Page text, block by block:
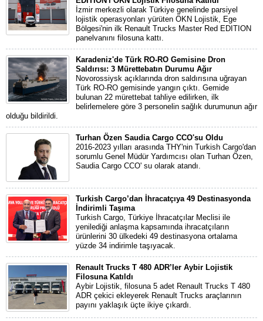
İzmir merkezli olarak Türkiye genelinde parsiyel
lojistik operasyonları yürüten ÖKN Lojistik, Ege
Bölgesi'nin ilk Renault Trucks Master Red EDITION
panelvanını filosuna kattı.
Karadeniz'de Türk RO-RO Gemisine Dron
Saldırısı: 3 Mürettebatın Durumu Ağır
Novorossiysk açıklarında dron saldırısına uğrayan
Türk RO-RO gemisinde yangın çıktı. Gemide
bulunan 22 mürettebat tahliye edilirken, ilk
belirlemelere göre 3 personelin sağlık durumunun ağır
olduğu bildirildi.
Turhan Özen Saudia Cargo CCO'su Oldu
2016-2023 yılları arasında THY'nin Turkish Cargo'dan
sorumlu Genel Müdür Yardımcısı olan Turhan Özen,
Saudia Cargo CCO' su olarak atandı.
Turkish Cargo’dan İhracatçıya 49 Destinasyonda
İndirimli Taşıma
Turkish Cargo, Türkiye İhracatçılar Meclisi ile
yenilediği anlaşma kapsamında ihracatçıların
ürünlerini 30 ülkedeki 49 destinasyona ortalama
yüzde 34 indirimle taşıyacak.
Renault Trucks T 480 ADR’ler Aybir Lojistik
Filosuna Katıldı
Aybir Lojistik, filosuna 5 adet Renault Trucks T 480
ADR çekici ekleyerek Renault Trucks araçlarının
payını yaklaşık üçte ikiye çıkardı.